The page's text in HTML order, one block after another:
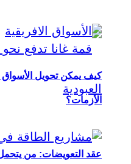
عقد التعويضات: من
كيف يمكن تحويل الأسواق
الأزمات؟